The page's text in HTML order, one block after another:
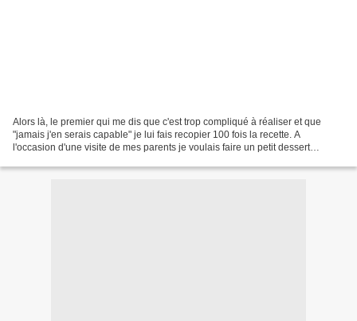
Alors là, le premier qui me dis que c'est trop compliqué à réaliser et que
"jamais j'en serais capable" je lui fais recopier 100 fois la recette. A
l'occasion d'une visite de mes parents je voulais faire un petit dessert